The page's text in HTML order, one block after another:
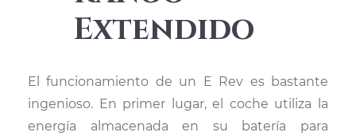
Extendido
El funcionamiento de un E Rev es bastante
ingenioso. En primer lugar, el coche utiliza la
energía almacenada en su batería para